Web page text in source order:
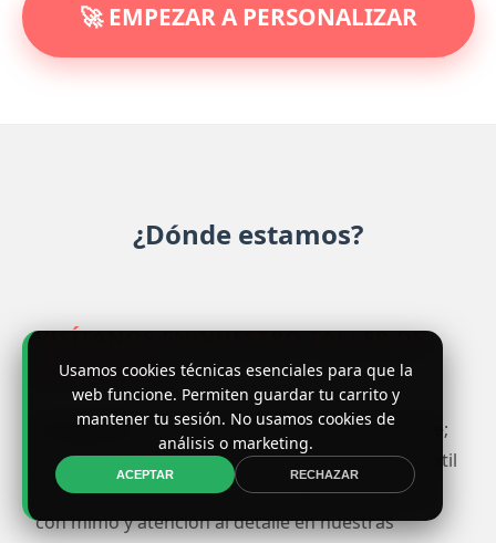
🚀 EMPEZAR A PERSONALIZAR
¿Dónde estamos?
VISÍTANOS EN NUESTRO TALLER DE
BARCELONA
Camigloboes mucho más que una tienda online;
somos un taller artesanal de personalización textil
ubicado en Barcelona. Cada pedido se imprime
con mimo y atención al detalle en nuestras
Usamos cookies técnicas esenciales para que la
web funcione. Permiten guardar tu carrito y
mantener tu sesión. No usamos cookies de
análisis o marketing.
ACEPTAR RECHAZAR